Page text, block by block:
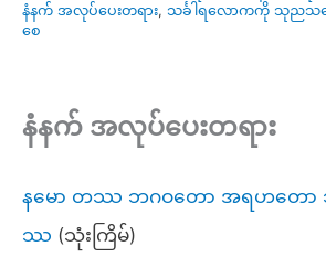
နံနက် အလုပ်ပေးတရား, သင်္ခါရလောကကို သုညသဘ
စေ
နံနက် အလုပ်ပေးတရား
နမော တဿ ဘဂဝတော အရဟတော သမ္
ဿ (သုံးကြိမ်)